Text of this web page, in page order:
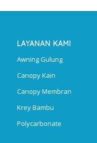
LAYANAN KAMI
Awning Gulung
Canopy Kain
Canopy Membran
Krey Bambu
Polycarbonate